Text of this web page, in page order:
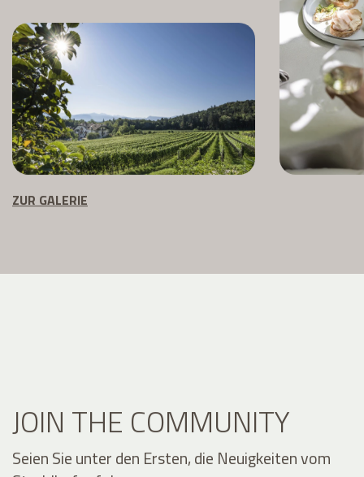
ZUR GALERIE
JOIN THE COMMUNITY
Seien Sie unter den Ersten, die Neuigkeiten vom